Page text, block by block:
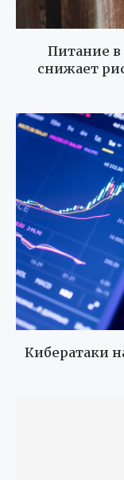
Питание в
снижает
Кибератаки